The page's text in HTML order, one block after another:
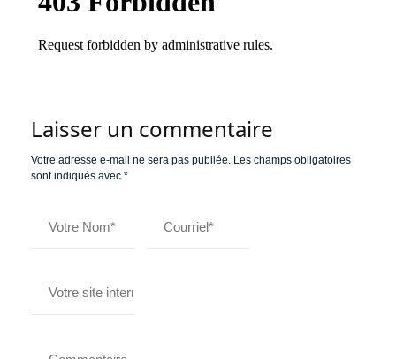
Laisser un commentaire
Votre adresse e-mail ne sera pas publiée. Les champs obligatoires
sont indiqués avec *